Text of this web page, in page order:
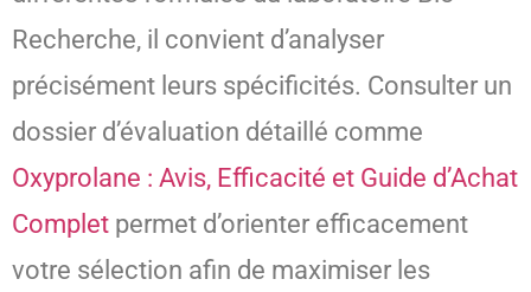
Recherche, il convient d’analyser
précisément leurs spécificités. Consulter un
dossier d’évaluation détaillé comme
Oxyprolane : Avis, Efficacité et Guide d’Achat
Complet permet d’orienter efficacement
votre sélection afin de maximiser les